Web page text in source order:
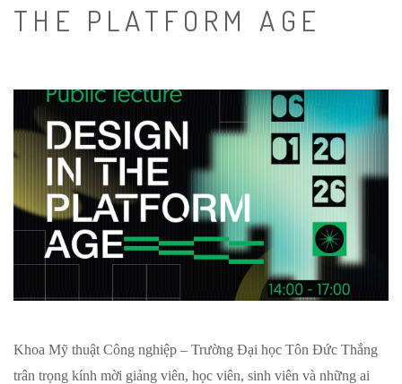
THE PLATFORM AGE
Khoa Mỹ thuật Công nghiệp – Trường Đại học Tôn Đức Thắng
trân trọng kính mời giảng viên, học viên, sinh viên và những ai